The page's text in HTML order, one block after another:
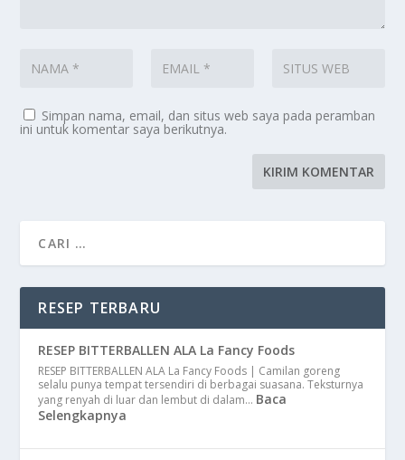
Simpan nama, email, dan situs web saya pada peramban
ini untuk komentar saya berikutnya.
RESEP TERBARU
RESEP BITTERBALLEN ALA La Fancy Foods
RESEP BITTERBALLEN ALA La Fancy Foods | Camilan goreng
selalu punya tempat tersendiri di berbagai suasana. Teksturnya
yang renyah di luar dan lembut di dalam… Baca
Selengkapnya